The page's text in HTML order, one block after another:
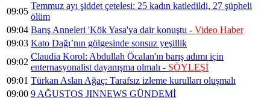
09:05
Temmuz ayı şiddet çetelesi: 25 kadın katledildi, 27 şüpheli
ölüm
09:04 Barış Anneleri 'Kök Yasa'ya dair konuştu - Video Haber
09:03 Kato Dağı’nın gölgesinde sonsuz yeşillik
09:02
Claudia Korol: Abdullah Öcalan'ın barış adımı için
enternasyonalist dayanışma olmalı - SÖYLEŞİ
09:01 Türkan Aslan Ağaç: Tarafsız izleme kurulları oluşmalı
09:00 9 AĞUSTOS JINNEWS GÜNDEMİ